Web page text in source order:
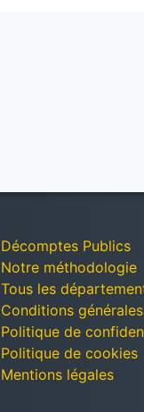
Décomptes Publics
Notre méthodologie
Tous les
Conditions
Politique de
Politique de cookies
Mentions légales